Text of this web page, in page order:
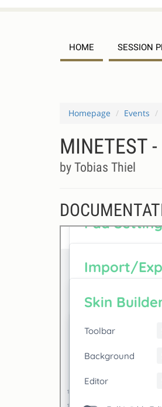
HOME SESSION
Homepage Events
MINETEST
by Tobias Thiel